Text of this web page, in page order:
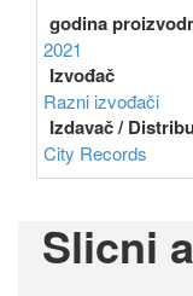
godina
2021
Izvođač
Razni izvođači
Izdavač /
City Records
Slicni